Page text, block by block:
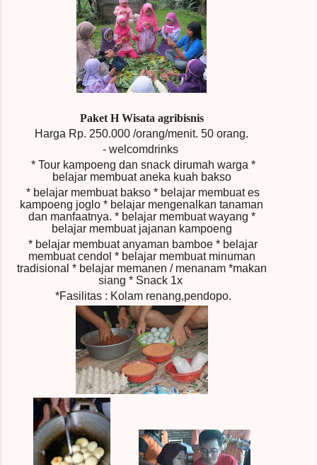
Paket HWisata agribisnis
Harga Rp. 250.000 /orang/menit. 50 orang.
-welcomdrinks
* Tour kampoeng dan snack dirumah warga *
belajar membuat aneka kuah bakso
* belajar membuat bakso * belajar membuat es
kampoeng joglo * belajar mengenalkan tanaman
dan manfaatnya. * belajar membuat wayang *
belajar membuat jajanan kampoeng
* belajar membuat anyaman bamboe * belajar
membuat cendol * belajar membuat minuman
tradisional * belajar memanen / menanam *makan
siang * Snack 1x
*Fasilitas : Kolam renang,pendopo.